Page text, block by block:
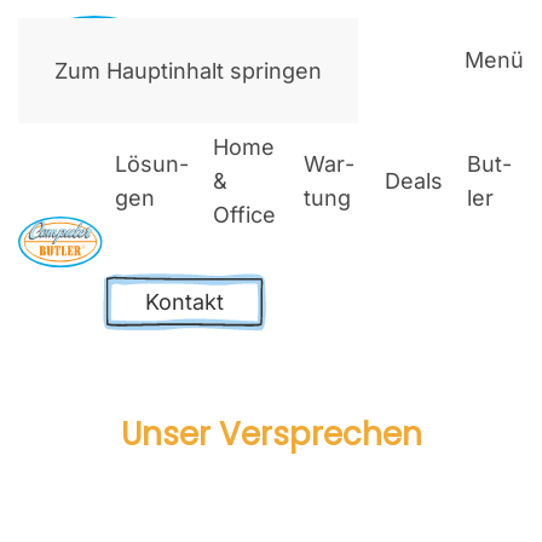
Zum Hauptinhalt springen Menü
Lösun­
gen
Home
&
Office
War­
tung
Deals
But­
ler
Kontakt
Unser Ver­spre­chen